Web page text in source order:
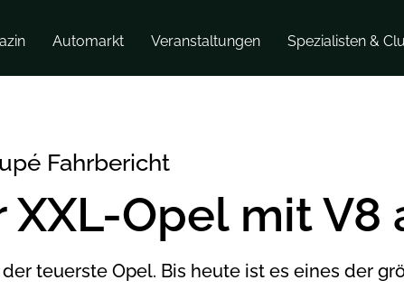
Automarkt Veranstaltungen Spezialisten &
Fahrbericht
XXL-Opel mit V8
teuerste Opel. Bis heute ist es eines der